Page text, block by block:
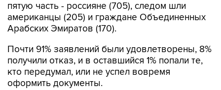
пятую часть - россияне (705), следом шли
американцы (205) и граждане Объединенных
Арабских Эмиратов (170).
Почти 91% заявлений были удовлетворены, 8%
получили отказ, и в оставшийся 1% попали те,
кто передумал, или не успел вовремя
оформить документы.